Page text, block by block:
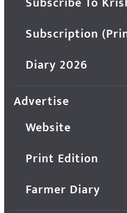
Subscription
Diary 2026
Advertise
Website
Print Edition
Farmer Diary